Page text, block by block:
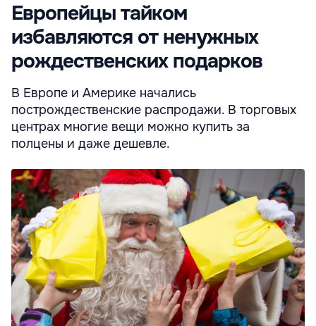
Европейцы тайком
избавляются от ненужных
рождественских подарков
В Европе и Америке начались
построждественские распродажи. В торговых
центрах многие вещи можно купить за
полцены и даже дешевле.